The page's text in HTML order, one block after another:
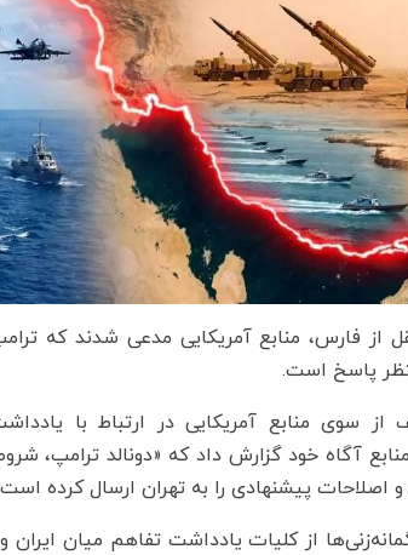
از فارس، منابع آمریکایی مدعی شدند که
پاسخ است.
سوی منابع آمریکایی در ارتباط با
منابع آگاه خود گزارش داد که «دونالد ترامپ،
و اصلاحات پیشنهادی را به تهران ارسال کرده
از کلیات یادداشت تفاهم میان ایران و